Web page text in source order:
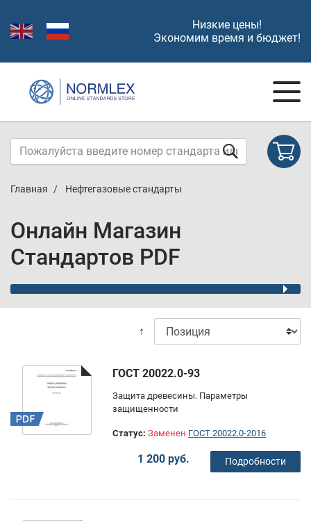
Низкие цены!
Экономим время и бюджет!
Главная Нефтегазовые стандарты
Онлайн Магазин
Стандартов PDF
↑
ГОСТ 20022.0-93
Защита древесины. Параметры
защищенности
Статус: Заменен ГОСТ 20022.0-2016
1 200 руб. Подробности